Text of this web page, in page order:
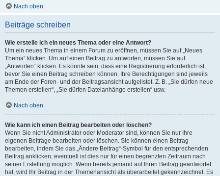
Nach oben
Beiträge schreiben
Wie erstelle ich ein neues Thema oder eine Antwort?
Um ein neues Thema in einem Forum zu eröffnen, müssen Sie auf „Neues
Thema“ klicken. Um auf einen Beitrag zu antworten, müssen Sie auf
„Antworten“ klicken. Es könnte sein, dass eine Registrierung erforderlich ist,
bevor Sie einen Beitrag schreiben können. Ihre Berechtigungen sind jeweils
am Ende der Foren- und der Beitragsansicht aufgelistet. Z. B. „Sie dürfen neue
Themen erstellen“, „Sie dürfen Dateianhänge erstellen“ usw.
Nach oben
Wie kann ich einen Beitrag bearbeiten oder löschen?
Wenn Sie nicht Administrator oder Moderator sind, können Sie nur Ihre
eigenen Beiträge bearbeiten oder löschen. Sie können einen Beitrag
bearbeiten, indem Sie das „Ändere Beitrag“-Symbol für den entsprechenden
Beitrag anklicken; eventuell ist dies nur für einen begrenzten Zeitraum nach
seiner Erstellung möglich. Wenn bereits jemand auf Ihren Beitrag geantwortet
hat, wird Ihr Beitrag in der Themenansicht als überarbeitet gekennzeichnet. Es